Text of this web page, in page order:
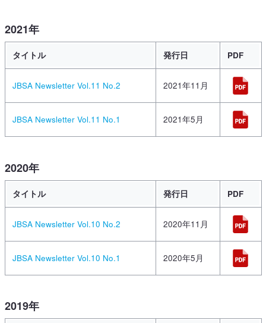
2021年
タイトル 発行日 PDF
JBSA Newsletter Vol.11 No.2 2021年11月
JBSA Newsletter Vol.11 No.1 2021年5月
2020年
タイトル 発行日 PDF
JBSA Newsletter Vol.10 No.2 2020年11月
JBSA Newsletter Vol.10 No.1 2020年5月
2019年